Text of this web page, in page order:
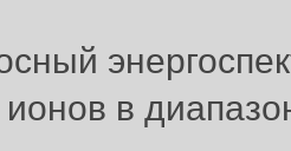
ионов в